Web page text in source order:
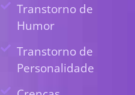
Transtorno de
Humor
Transtorno de
Personalidade